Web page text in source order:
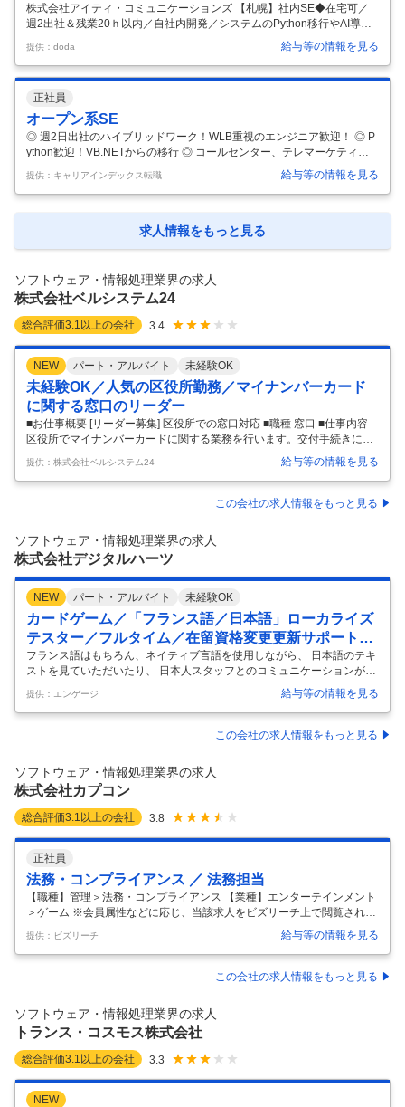
株式会社アイティ・コミュニケーションズ 【札幌】社内SE◆在宅可／
週2出社＆残業20ｈ以内／自社内開発／システムのPython移行やAI導入
【仕事内容】 【札幌】社内SE◆在宅可／週2出社＆残業20ｈ以内／自社
内開発／システムのPython移行やAI導入 【具体的な仕事内容】 ◎ 週2日
出社のハイブリッドワーク！WLB重視のエンジニア歓迎！ ◎ Python歓
迎！VB.NETからの移行 ◎ コールセンター、テレマーケティングの総合
サービスを行う同社で、自社コールセンターのシステム開発をお任せ ■
業務詳細（変更の範囲：会社の定める業務） ・メインミッション： └現
行コールセンターシステムのPy
提供：doda 給与等の情報を見る
正社員
オープン系SE
◎ 週2日出社のハイブリッドワーク！WLB重視のエンジニア歓迎！ ◎ P
ython歓迎！VB.NETからの移行 ◎ コールセンター、テレマーケティン
グの総合サービスを行う同社で、自社コールセンターのシステム開発を
お任せ ■業務詳細（変更の範囲：会社の定める業務） ・メインミッショ
ン： └現行コールセンターシステムのPython移行 └コールセンターシス
テムへのAI機能の導入 ※社内SE部門ではコールセンターシステムの開
発、ご依頼を受けたクライアント様毎にCTIシステムと連携する「CRM
提供：キャリアインデックス転職 給与等の情報を見る
求人情報をもっと見る
ソフトウェア・情報処理業界の求人
株式会社ベルシステム24
総合評価3.1 以上の会社 3.4
NEW パート・アルバイト 未経験OK
未経験OK／人気の区役所勤務／マイナンバーカード
に関する窓口のリーダー
■お仕事概要 [リーダー募集] 区役所での窓口対応 ■職種 窓口 ■仕事内容
区役所でマイナンバーカードに関する業務を行います。交付手続きに関
する窓口対応、電子証明書の更新業務、内部事務処理を担当します。リ
ーダーとして、メンバーからの質問対応やエスカレーション対応も行い
ます。 ■勤務日 月～金、日のうち週5日 土曜・祝日固定休み（週休2日
制） / お休みは水・木・金のうち交代制で取得 / 年末年始休暇あり ■仕事
提供：株式会社ベルシステム24 給与等の情報を見る
この会社の求人情報をもっと見る
ソフトウェア・情報処理業界の求人
株式会社デジタルハーツ
NEW パート・アルバイト 未経験OK
カードゲーム／「フランス語／日本語」ローカライズ
テスター／フルタイム／在留資格変更更新サポート
有！
フランス語はもちろん、ネイティブ言語を使用しながら、 日本語のテキ
ストを見ていただいたり、 日本人スタッフとのコミュニケーションが多
く発生するので 「日本語をもっとビジネスで使えるようになりたい！」
「日本語環境で働きたい！」という方にぴったりです！ 【仕事内容】 カ
ードゲームに関するテスト業務をお任せします。 ・カードテキスト（効
果説明など）のフランス語チェック ・ルールや効果が正しく動作してい
ルールの不具合を防ぎ、プレイヤーが公平に楽しめる環境を支える重要
な作業となります。 【こんな方におすすめ】 ・フランス語ネイティブレ
ベ…
提供：エンゲージ 給与等の情報を見る
この会社の求人情報をもっと見る
ソフトウェア・情報処理業界の求人
株式会社カプコン
総合評価3.1 以上の会社 3.8
正社員
法務・コンプライアンス ／ 法務担当
【職種】管理＞法務・コンプライアンス 【業種】エンターテインメント
＞ゲーム ※会員属性などに応じ、当該求人をビズリーチ上で閲覧された
際に内容が異なる場合があります 【事業紹介】 私たちは『モンスターハ
ンター』『バイオハザード』『ストリートファイター』といった、世界
中で愛されるゲームIPを多数保有するエンターテインメント企業です。
私たちのミッションは、まだ見ぬ「おもしろさ」を形にし、世界中に届
ちのフィールドは今、文字通り地球全土へと広がっています。 【募集背
景】 カプコンのコンテンツが世界中で楽しまれる現在、各国での消費者
保護法、デ…
提供：ビズリーチ 給与等の情報を見る
この会社の求人情報をもっと見る
ソフトウェア・情報処理業界の求人
トランス・コスモス株式会社
総合評価3.1 以上の会社 3.3
NEW